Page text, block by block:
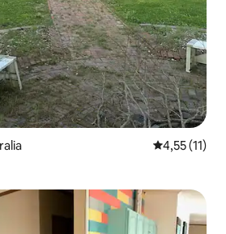
Середня
4,55 (11)